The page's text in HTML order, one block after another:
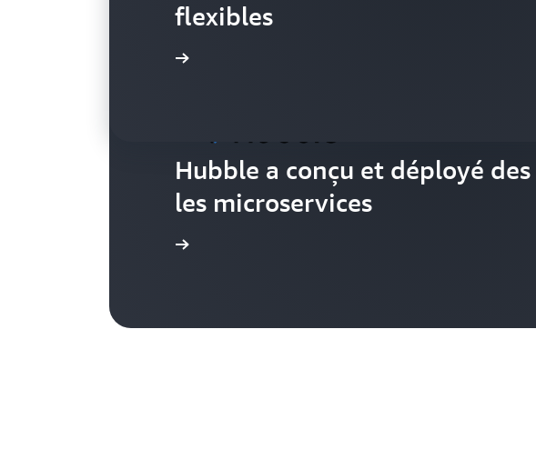
flexibles
Hubble a conçu et déployé
les microservices